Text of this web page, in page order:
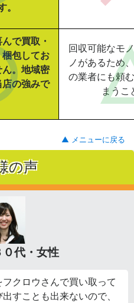
。
で買取・
包してお
ん。地域密
の強みで
回収可能なモ
ノがあるため
の業者にも頼
まうこ
▲ メニューに戻る
の声
代・女性
クロウさんで買い取って
すことも出来ないので、